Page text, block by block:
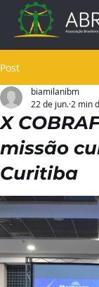
Post
X
missão
Curitiba
biamilanibm
22 de jun. 2 min